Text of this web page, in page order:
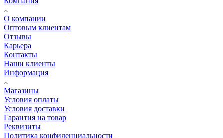
О компании
Оптовым клиентам
Отзывы
Карьера
Контакты
Наши клиенты
Информация
Магазины
Условия оплаты
Условия доставки
Гарантия на товар
Реквизиты
Политика конфиденциальности